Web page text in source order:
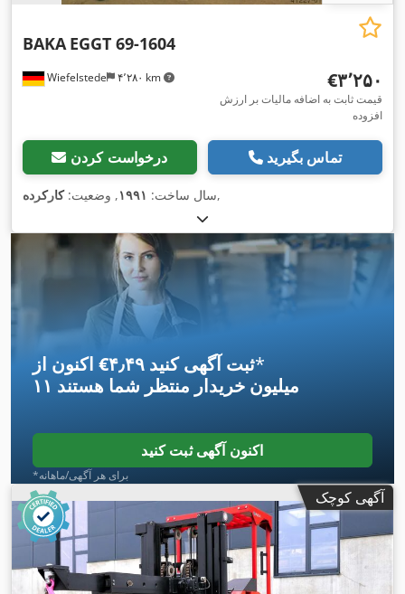
Wiefelstede ۴٬۲۸۰ km
BAKA EGGT 69-1604
‎€۳٬۲۵۰
قیمت ثابت به اضافه مالیات بر ارزش
افزوده
درخواست کردن تماس بگیرید
سال ساخت: ۱۹۹۱, وضعیت:کارکرده ,
اکنون از ‎€۴٫۴۹ ثبت آگهی کنید*
۱۱ میلیون خریدار منتظر شما هستند
اکنون آگهی ثبت کنید
*برای هر آگهی/ماهانه
آگهی کوچک